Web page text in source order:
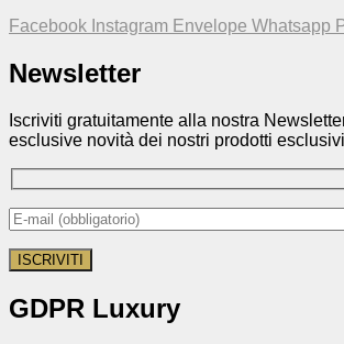
Facebook Instagram Envelope Whatsapp
Newsletter
Iscriviti gratuitamente alla nostra
esclusive novità dei nostri prodotti esclusivi
GDPR Luxury